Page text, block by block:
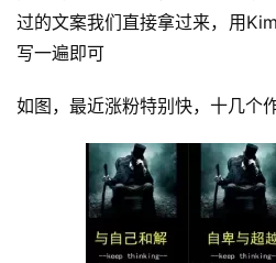
源
会
过的文案我们直接拿过来，用
写一遍即可
如图，最近涨粉特别快，十几个